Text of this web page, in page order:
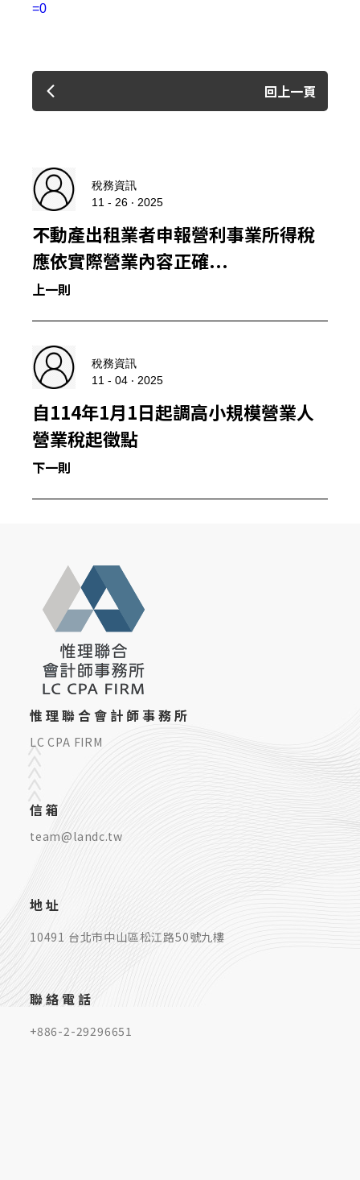
=0
回上一頁
稅務資訊
11 - 26 ‧ 2025
不動產出租業者申報營利事業所得稅
應依實際營業內容正確...
上一則
稅務資訊
11 - 04 ‧ 2025
自114年1月1日起調高小規模營業人
營業稅起徵點
下一則
惟理聯合會計師事務所
LC CPA FIRM
信箱
team@landc.tw
地址
10491 台北市中山區松江路50號九樓
聯絡電話
+886-2-29296651